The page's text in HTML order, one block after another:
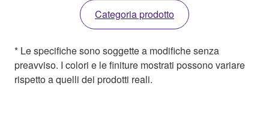
Categoria prodotto
* Le specifiche sono soggette a modifiche senza
preavviso. I colori e le finiture mostrati possono variare
rispetto a quelli dei prodotti reali.